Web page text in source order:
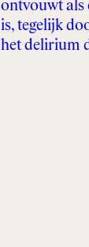
ontvouwt als
is, tegelijk
het delirium